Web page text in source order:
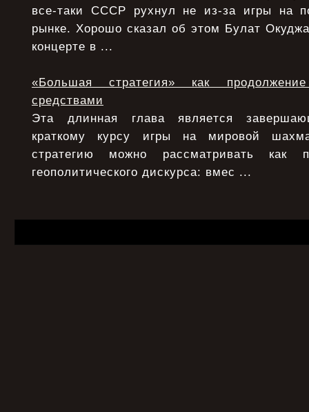
все-таки СССР рухнул не из-за игры на
рынке. Хорошо сказал об этом Булат
концерте в ...
«Большая стратегия» как
средствами
Эта длинная глава является
краткому курсу игры на мировой
стратегию можно рассматривать как
геополитического дискурса: вмес ...